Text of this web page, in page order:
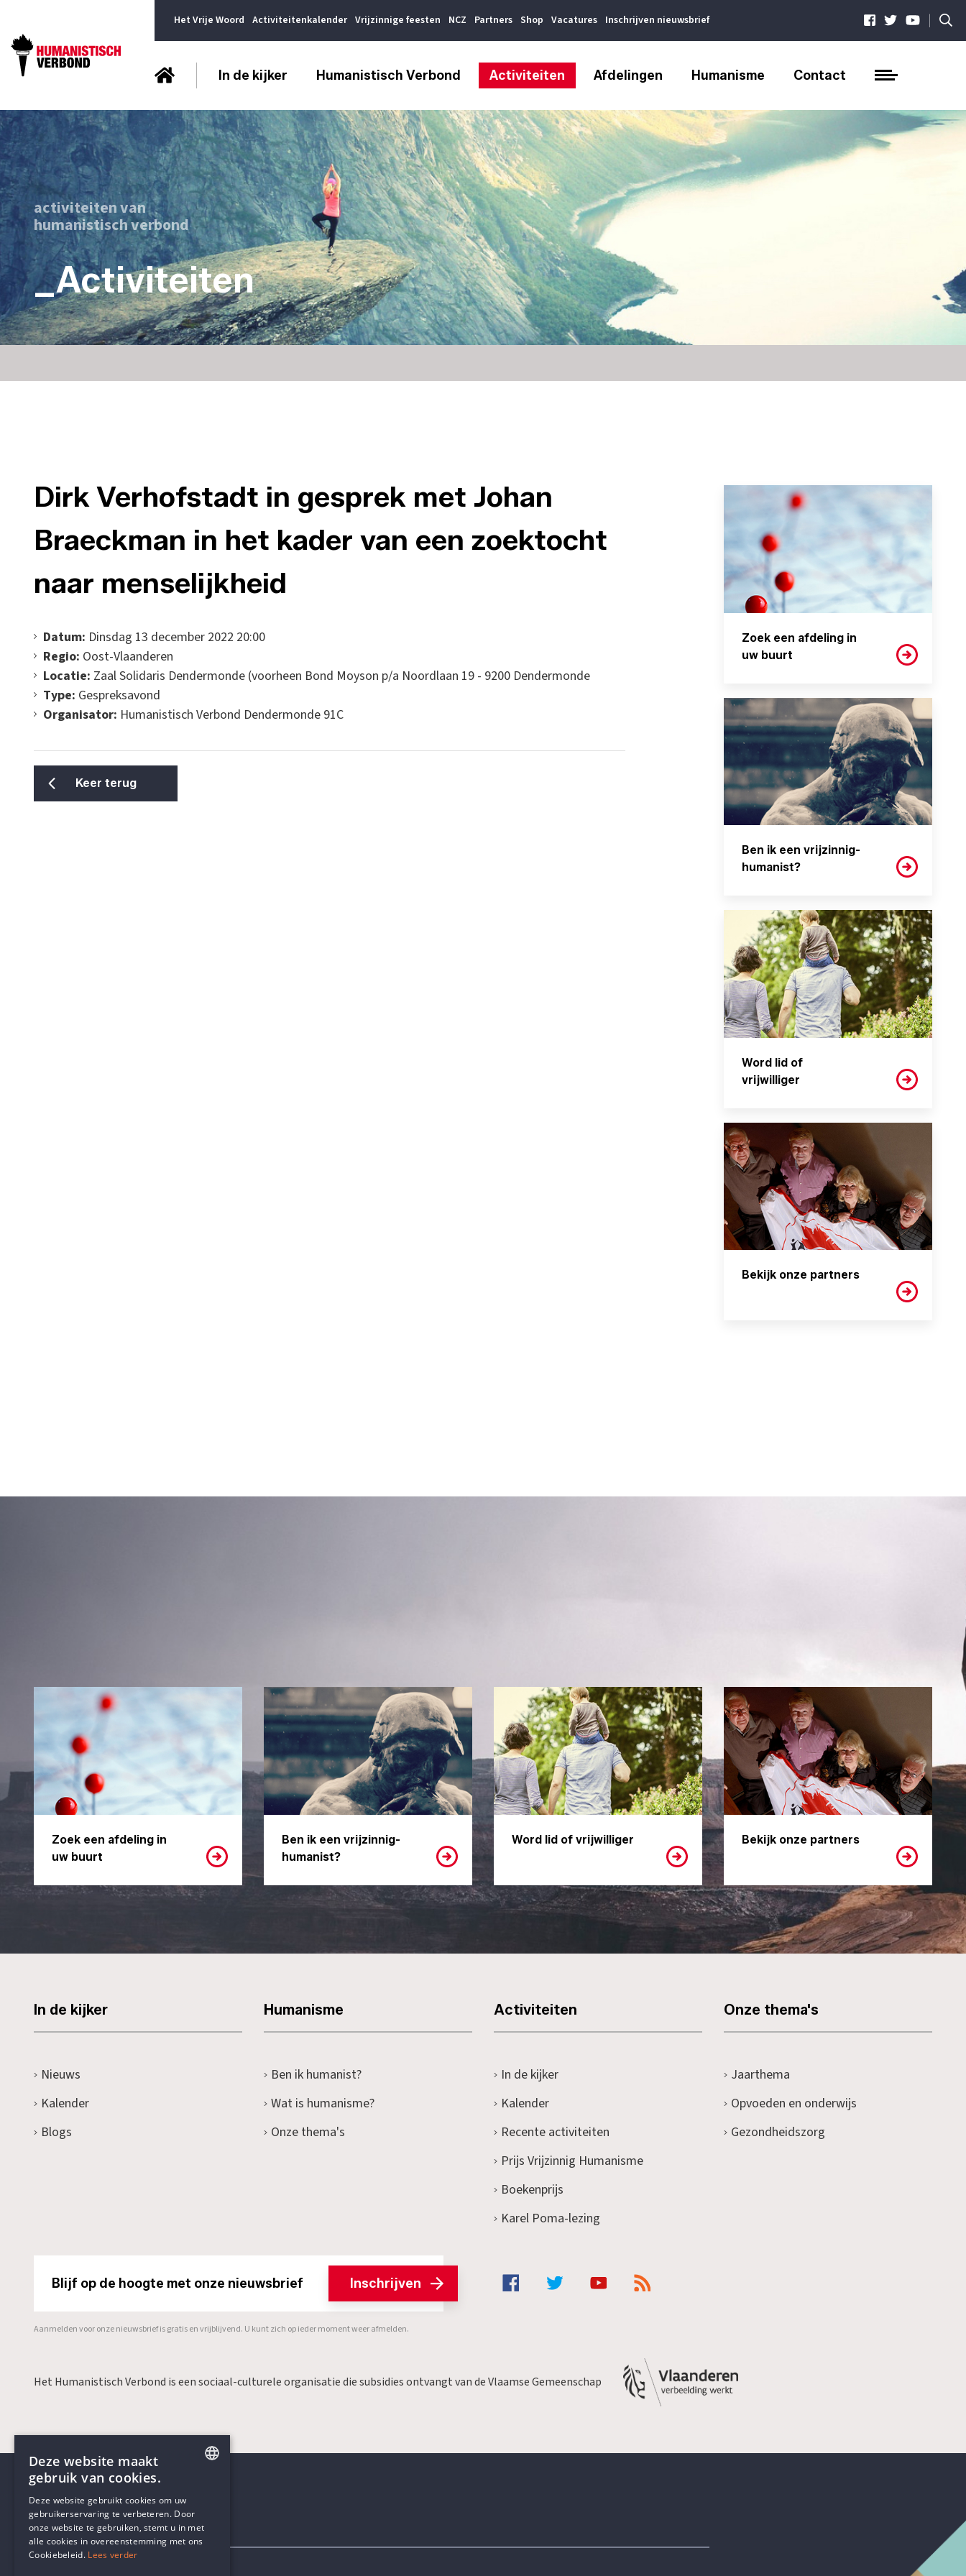
Het Vrije Woord Activiteitenkalender Vrijzinnige feesten NCZ Partners Shop Vacatures Inschrijven nieuwsbrief |
In de kijker Humanistisch Verbond Activiteiten Afdelingen Humanisme Contact
activiteiten van
humanistisch verbond
_Activiteiten
Dirk Verhofstadt in gesprek met Johan
Braeckman in het kader van een zoektocht
naar menselijkheid
Datum: Dinsdag 13 december 2022 20:00
Regio: Oost-Vlaanderen
Locatie: Zaal Solidaris Dendermonde (voorheen Bond Moyson p/a Noordlaan 19 - 9200 Dendermonde
Type: Gespreksavond
Organisator: Humanistisch Verbond Dendermonde 91C
Keer terug
Zoek een afdeling in
uw buurt
Ben ik een vrijzinnig-
humanist?
Word lid of
vrijwilliger
Bekijk onze partners
Zoek een afdeling in
uw buurt
Ben ik een vrijzinnig-
humanist?
Word lid of vrijwilliger Bekijk onze partners
In de kijker
Nieuws
Kalender
Blogs
Humanisme
Ben ik humanist?
Wat is humanisme?
Onze thema's
Activiteiten
In de kijker
Kalender
Recente activiteiten
Prijs Vrijzinnig Humanisme
Boekenprijs
Karel Poma-lezing
Onze thema's
Jaarthema
Opvoeden en onderwijs
Gezondheidszorg
Blijf op de hoogte met onze nieuwsbrief Inschrijven
Aanmelden voor onze nieuwsbrief is gratis en vrijblijvend. U kunt zich op ieder moment weer afmelden.
Het Humanistisch Verbond is een sociaal-culturele organisatie die subsidies ontvangt van de Vlaamse Gemeenschap
Contactgegevens
DUTCH
Deze website maakt
gebruik van cookies.
Deze website gebruikt cookies om uw
gebruikerservaring te verbeteren. Door
onze website te gebruiken, stemt u in met
alle cookies in overeenstemming met ons
Cookiebeleid. Lees verder